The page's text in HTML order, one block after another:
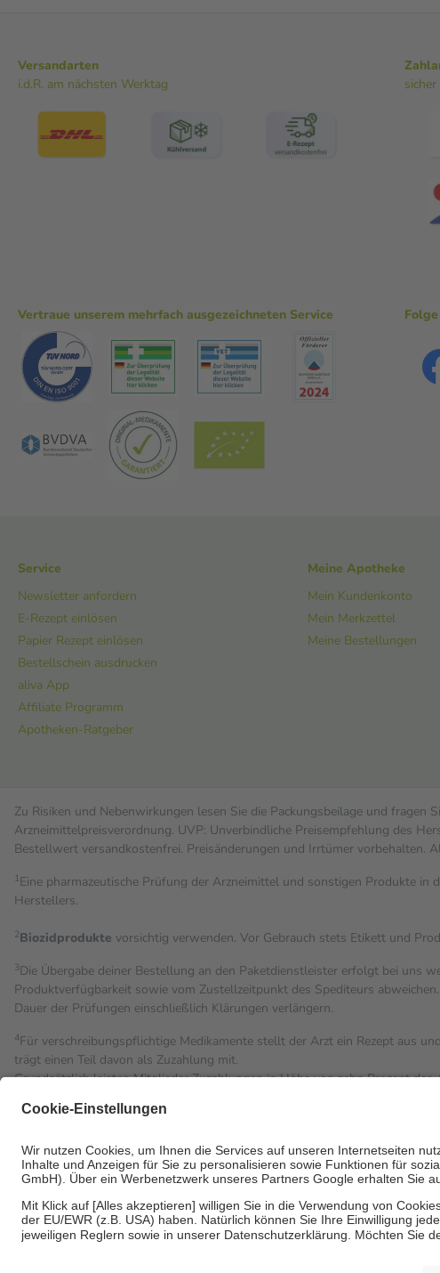
Versandarten
i.d.R. am nächsten Werktag
Vertraue unserem mehrfach ausgezeichneten Service
Service
Newsletter anfordern
E-Rezept einlösen
Papier Rezept einlösen
Bestellschein ausdrucken
aliva App
Affiliate Programm
Apotheken-Ratgeber
Meine Apotheke
Mein Kundenkonto
Mein Merkzettel
Meine Bestellungen
Zu Risiken und Nebenwirkungen lesen Sie die Packungsbeilage und
Arzneimittelpreisverordnung. UVP: Unverbindliche Preisempfehlung des
Bestell­wert versand­kosten­frei. Preisänderungen und Irrtümer vorbehalten.
1Eine pharmazeutische Prüfung der Arzneimittel und sonstigen Produkte
Herstellers.
2Biozidprodukte vorsichtig verwenden. Vor Gebrauch stets Etikett und
3Die Übergabe deiner Bestellung an den Paketdienstleister erfolgt bei uns
Produktverfügbarkeit sowie vom Zustellzeitpunkt des Spediteurs
Dauer der Prüfungen einschließlich Klärungen verlängern.
4Für verschreibungspflichtige Medikamente stellt der Arzt ein Rezept aus
trägt einen Teil davon als Zuzahlung mit.
Grundsätzlich leisten Mitglieder Zuzahlungen in Höhe von zehn Prozent des
Diese Regeln gelten grundsätzlich auch für Online-Apotheken.
Um das Engagement der Versicherten für ihre eigene Gesundheit zu
• Kindern und Jugendlichen bis zum vollendeten 18. Lebensjahr mit
• Untersuchungen zur Vorsorge und Früherkennung, die von der GKV
• empfohlenen Schutzimpfungen
• Harn- und Blutteststreifen